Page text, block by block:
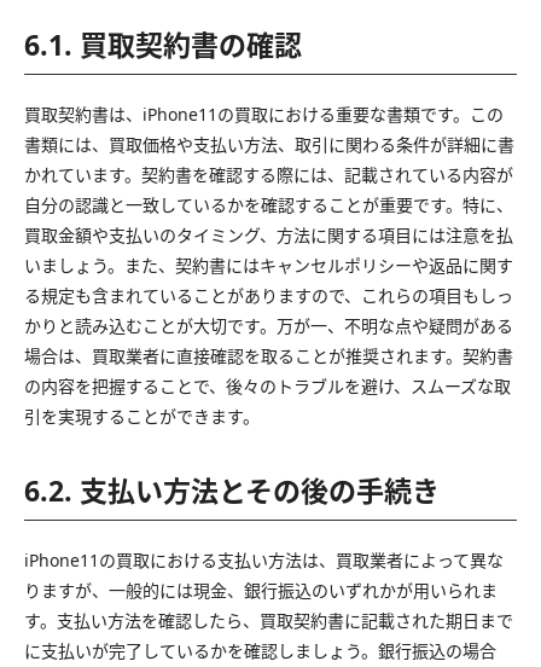
6.1. 買取契約書の確認
買取契約書は、iPhone11の買取における重要な書類です。この
書類には、買取価格や支払い方法、取引に関わる条件が詳細に書
かれています。契約書を確認する際には、記載されている内容が
自分の認識と一致しているかを確認することが重要です。特に、
買取金額や支払いのタイミング、方法に関する項目には注意を払
いましょう。また、契約書にはキャンセルポリシーや返品に関す
る規定も含まれていることがありますので、これらの項目もしっ
かりと読み込むことが大切です。万が一、不明な点や疑問がある
場合は、買取業者に直接確認を取ることが推奨されます。契約書
の内容を把握することで、後々のトラブルを避け、スムーズな取
引を実現することができます。
6.2. 支払い方法とその後の手続き
iPhone11の買取における支払い方法は、買取業者によって異な
りますが、一般的には現金、銀行振込のいずれかが用いられま
す。支払い方法を確認したら、買取契約書に記載された期日まで
に支払いが完了しているかを確認しましょう。銀行振込の場合